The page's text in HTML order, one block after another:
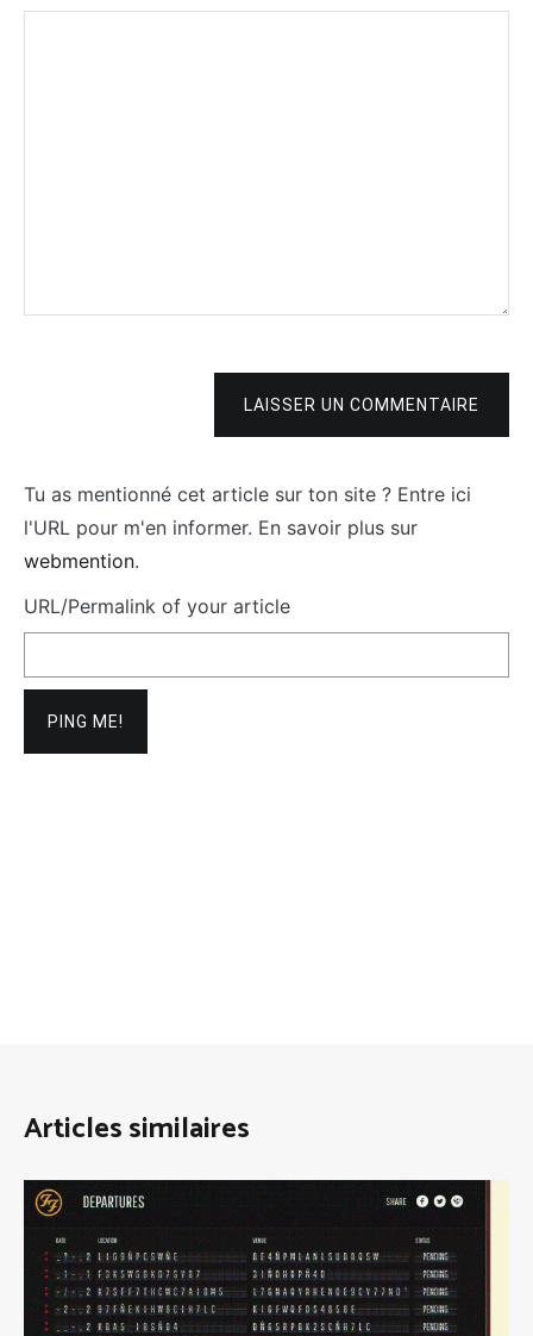
LAISSER UN COMMENTAIRE
Tu as mentionné cet article sur ton site ? Entre ici
l'URL pour m'en informer. En savoir plus sur
webmention.
URL/Permalink of your article
Articles similaires